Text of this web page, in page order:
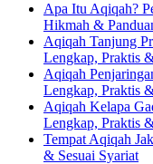
Apa Itu Aqiqah?
Hikmah &
Aqiqah Tanjung
Lengkap, Praktis
Aqiqah
Lengkap, Praktis
Aqiqah Kelapa
Lengkap, Praktis
Tempat Aqiqah
& Sesuai Syariat